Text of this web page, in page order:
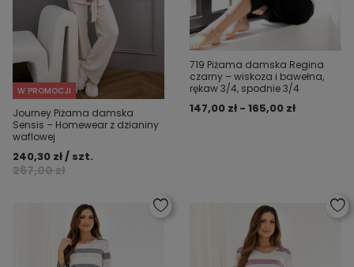
W PROMOCJI
Journey Piżama damska
Sensis – Homewear z dzianiny
waflowej
267,00 zł
240,30 zł / szt.
719 Piżama damska Regina
czarny – wiskoza i bawełna,
rękaw 3/4, spodnie 3/4
147,00 zł - 165,00 zł